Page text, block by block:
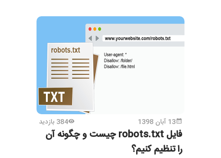
13 آبان 1398 384 بازدید
فایل robots.txt چیست و چگونه آن
را تنظیم کنیم؟